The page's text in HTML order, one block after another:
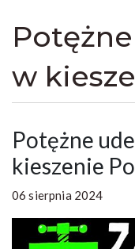
w
Potężne
kieszenie
06 sierpnia 2024